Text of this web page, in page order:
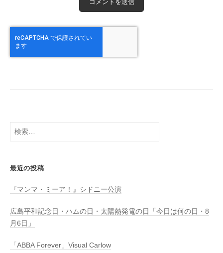
検
索:
最近の投稿
『マンマ・ミーア！』シドニー公演
広島平和記念日・ハムの日・太陽熱発電の日「今日は何の日・8
月6日」
「ABBA Forever」Visual Carlow